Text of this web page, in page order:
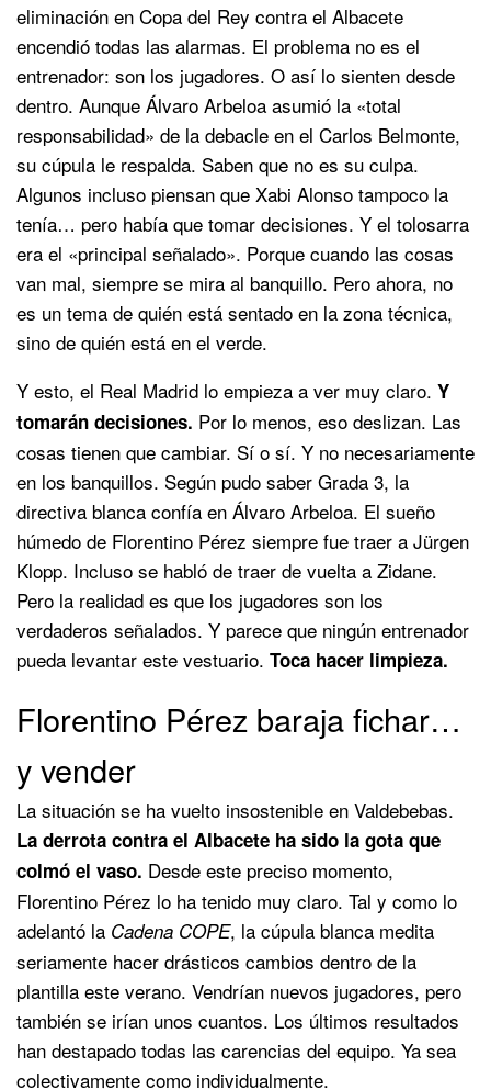
eliminación en Copa del Rey contra el Albacete
encendió todas las alarmas. El problema no es el
entrenador: son los jugadores. O así lo sienten desde
dentro. Aunque Álvaro Arbeloa asumió la «total
responsabilidad» de la debacle en el Carlos Belmonte,
su cúpula le respalda. Saben que no es su culpa.
Algunos incluso piensan que Xabi Alonso tampoco la
tenía… pero había que tomar decisiones. Y el tolosarra
era el «principal señalado». Porque cuando las cosas
van mal, siempre se mira al banquillo. Pero ahora, no
es un tema de quién está sentado en la zona técnica,
sino de quién está en el verde.
Y esto, el Real Madrid lo empieza a ver muy claro. Y
tomarán decisiones. Por lo menos, eso deslizan. Las
cosas tienen que cambiar. Sí o sí. Y no necesariamente
en los banquillos. Según pudo saber Grada 3, la
directiva blanca confía en Álvaro Arbeloa. El sueño
húmedo de Florentino Pérez siempre fue traer a Jürgen
Klopp. Incluso se habló de traer de vuelta a Zidane.
Pero la realidad es que los jugadores son los
verdaderos señalados. Y parece que ningún entrenador
pueda levantar este vestuario. Toca hacer limpieza.
Florentino Pérez baraja fichar…
y vender
La situación se ha vuelto insostenible en Valdebebas.
La derrota contra el Albacete ha sido la gota que
colmó el vaso. Desde este preciso momento,
Florentino Pérez lo ha tenido muy claro. Tal y como lo
adelantó la Cadena COPE, la cúpula blanca medita
seriamente hacer drásticos cambios dentro de la
plantilla este verano. Vendrían nuevos jugadores, pero
también se irían unos cuantos. Los últimos resultados
han destapado todas las carencias del equipo. Ya sea
colectivamente como individualmente.